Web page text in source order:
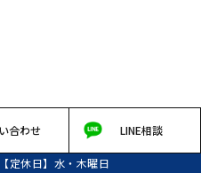
合わせ LINE相談
定休日】水・木曜日